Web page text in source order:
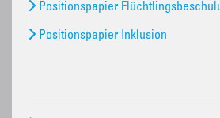
Positionspapier
Positionspapier Inklusion